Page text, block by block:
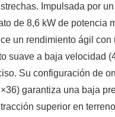
Impulsada por
de 8,6 kW de potencia
un rendimiento ágil con
suave a baja velocidad
Su configuración de
garantiza una baja
superior en